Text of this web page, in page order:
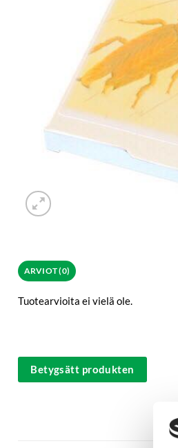
ARVIOT (0)
Tuotearvioita ei vielä ole.
Betygsätt produkten